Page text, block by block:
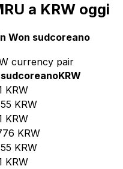
a KRW oggi
Won sudcoreano
currency pair
KRW
KRW
KRW
KRW
KRW
KRW
KRW